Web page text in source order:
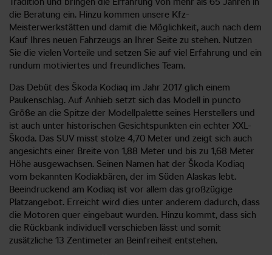
die Beratung ein. Hinzu kommen unsere Kfz-
Meisterwerkstätten und damit die Möglichkeit, auch nach dem
Kauf Ihres neuen Fahrzeugs an Ihrer Seite zu stehen. Nutzen
Sie die vielen Vorteile und setzen Sie auf viel Erfahrung und ein
rundum motiviertes und freundliches Team.
Das Debüt des Škoda Kodiaq im Jahr 2017 glich einem
Paukenschlag. Auf Anhieb setzt sich das Modell in puncto
Größe an die Spitze der Modellpalette seines Herstellers und
ist auch unter historischen Gesichtspunkten ein echter XXL-
Škoda. Das SUV misst stolze 4,70 Meter und zeigt sich auch
angesichts einer Breite von 1,88 Meter und bis zu 1,68 Meter
Höhe ausgewachsen. Seinen Namen hat der Škoda Kodiaq
vom bekannten Kodiakbären, der im Süden Alaskas lebt.
Beeindruckend am Kodiaq ist vor allem das großzügige
Platzangebot. Erreicht wird dies unter anderem dadurch, dass
die Motoren quer eingebaut wurden. Hinzu kommt, dass sich
die Rückbank individuell verschieben lässt und somit
zusätzliche 13 Zentimeter an Beinfreiheit entstehen.